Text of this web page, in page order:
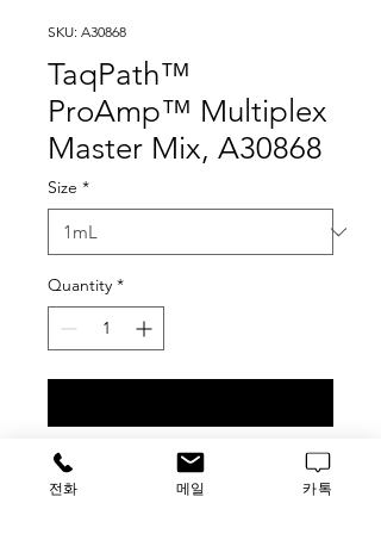
SKU: A30868
TaqPath™
ProAmp™ Multiplex
Master Mix, A30868
Size *
Quantity *
DESCRIPTION
Store at 2–8°C.
전화 메일 카톡